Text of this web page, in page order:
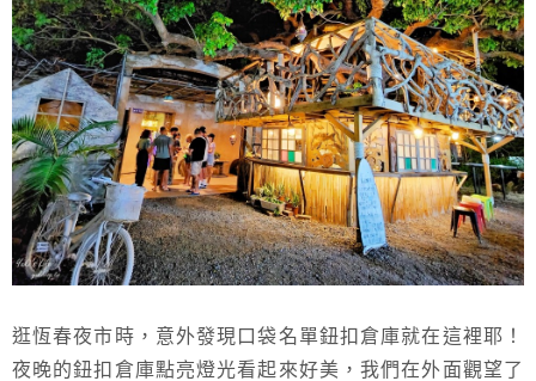
逛恆春夜市時，意外發現口袋名單鈕扣倉庫就在這裡耶！
夜晚的鈕扣倉庫點亮燈光看起來好美，我們在外面觀望了